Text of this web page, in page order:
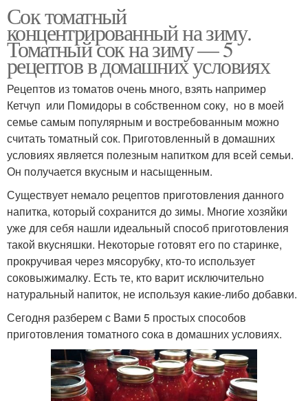
Сок томатный
концентрированный на зиму.
Томатный сок на зиму — 5
рецептов в домашних условиях
Рецептов из томатов очень много, взять например
Кетчуп или Помидоры в собственном соку, но в моей
семье самым популярным и востребованным можно
считать томатный сок. Приготовленный в домашних
условиях является полезным напитком для всей семьи.
Он получается вкусным и насыщенным.
Существует немало рецептов приготовления данного
напитка, который сохранится до зимы. Многие хозяйки
уже для себя нашли идеальный способ приготовления
такой вкусняшки. Некоторые готовят его по старинке,
прокручивая через мясорубку, кто-то использует
соковыжималку. Есть те, кто варит исключительно
натуральный напиток, не используя какие-либо добавки.
Сегодня разберем с Вами 5 простых способов
приготовления томатного сока в домашних условиях.